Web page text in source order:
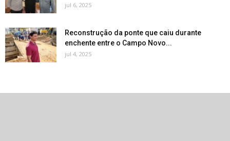
jul 6, 2025
Reconstrução da ponte que caiu durante
enchente entre o Campo Novo...
jul 4, 2025